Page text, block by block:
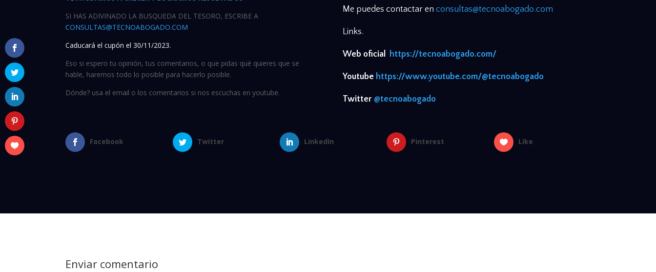
SI HAS ADIVINADO LA BUSQUEDA DEL TESORO, ESCRIBE A
CONSULTAS@TECNOABOGADO.COM
Caducará el cupón el 30/11/2023.
Eso si espero tu opinión, tus comentarios, o que pidas qué quieres que se
hable, haremos todo lo posible para hacerlo posible.
Dónde? usa el email o los comentarios si nos escuchas en youtube.
Me puedes contactar en consultas@tecnoabogado.com
Links.
Web oficial https://tecnoabogado.com/
Youtube https://www.youtube.com/@tecnoabogado
Twitter @tecnoabogado
Facebook Twitter LinkedIn Pinterest Like
Enviar comentario